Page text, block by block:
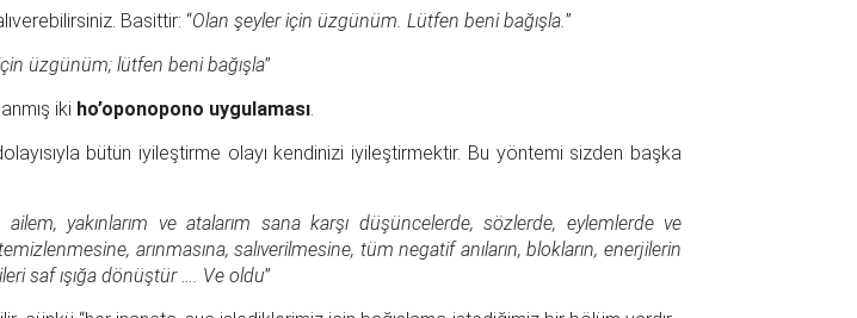
Basittir: “Olan şeyler için üzgünüm. Lütfen beni bağışla.”
üzgünüm; lütfen beni bağışla”
iki ho’oponopono uygulaması.
bütün iyileştirme olayı kendinizi iyileştirmektir. Bu yöntemi sizden başka
yakınlarım ve atalarım sana karşı düşüncelerde, sözlerde, eylemlerde ve
arınmasına, salıverilmesine, tüm negatif anıların, blokların, enerjilerin
saf ışığa dönüştür …. Ve oldu”